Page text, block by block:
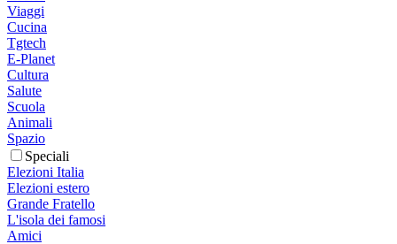
Viaggi
Cucina
Tgtech
E-Planet
Cultura
Salute
Scuola
Animali
Spazio
Speciali
Elezioni Italia
Elezioni estero
Grande Fratello
L'isola dei famosi
Amici